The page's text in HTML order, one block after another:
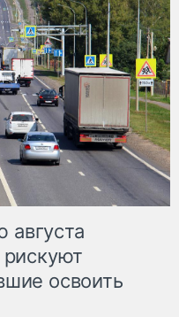
рискуют
освоить